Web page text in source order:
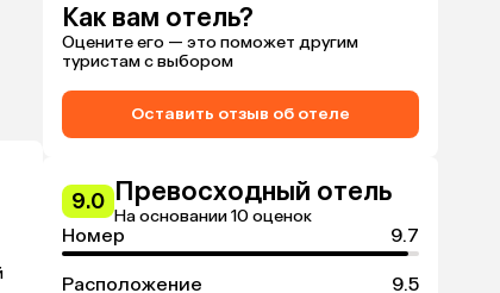
Как вам отель?
Оцените его — это поможет другим
туристам с выбором
Оставить отзыв об отеле
9.0 Превосходный отель
На основании 10 оценок
Номер 9.7
Расположение 9.5